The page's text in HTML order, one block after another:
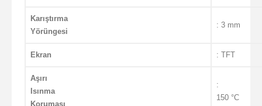
Karıştırma
Yörüngesi
: 3 mm
Ekran : TFT
Aşırı
Isınma
Koruması
:
150 °C